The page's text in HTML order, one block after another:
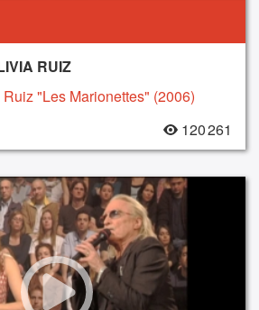
RUIZ
"Les Marionettes" (2006)
120 261